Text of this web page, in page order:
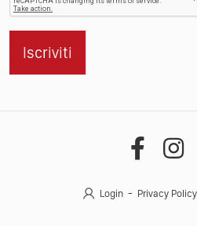
Iscriviti
Login Privacy Policy